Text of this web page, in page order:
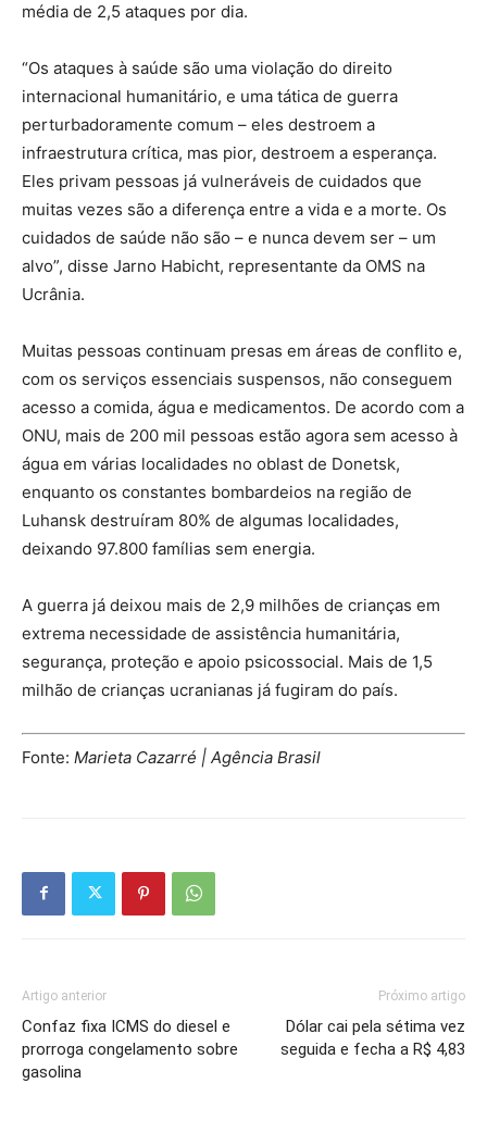
média de 2,5 ataques por dia.
“Os ataques à saúde são uma violação do direito
internacional humanitário, e uma tática de guerra
perturbadoramente comum – eles destroem a
infraestrutura crítica, mas pior, destroem a esperança.
Eles privam pessoas já vulneráveis ​​de cuidados que
muitas vezes são a diferença entre a vida e a morte. Os
cuidados de saúde não são – e nunca devem ser – um
alvo”, disse Jarno Habicht, representante da OMS na
Ucrânia.
Muitas pessoas continuam presas em áreas de conflito e,
com os serviços essenciais suspensos, não conseguem
acesso a comida, água e medicamentos. De acordo com a
ONU, mais de 200 mil pessoas estão agora sem acesso à
água em várias localidades no oblast de Donetsk,
enquanto os constantes bombardeios na região de
Luhansk destruíram 80% de algumas localidades,
deixando 97.800 famílias sem energia.
A guerra já deixou mais de 2,9 milhões de crianças em
extrema necessidade de assistência humanitária,
segurança, proteção e apoio psicossocial. Mais de 1,5
milhão de crianças ucranianas já fugiram do país.
Fonte: Marieta Cazarré | Agência Brasil
Artigo anterior
Confaz fixa ICMS do diesel e
prorroga congelamento sobre
gasolina
Próximo artigo
Dólar cai pela sétima vez
seguida e fecha a R$ 4,83